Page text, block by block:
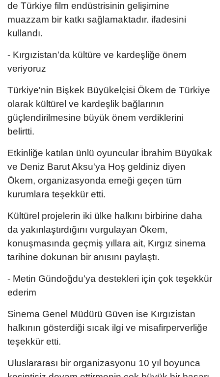
de Türkiye film endüstrisinin gelişimine
muazzam bir katkı sağlamaktadır. ifadesini
kullandı.
- Kırgızistan'da kültüre ve kardeşliğe önem
veriyoruz
Türkiye'nin Bişkek Büyükelçisi Ökem de Türkiye
olarak kültürel ve kardeşlik bağlarının
güçlendirilmesine büyük önem verdiklerini
belirtti.
Etkinliğe katılan ünlü oyuncular İbrahim Büyükak
ve Deniz Barut Aksu'ya Hoş geldiniz diyen
Ökem, organizasyonda emeği geçen tüm
kurumlara teşekkür etti.
Kültürel projelerin iki ülke halkını birbirine daha
da yakınlaştırdığını vurgulayan Ökem,
konuşmasında geçmiş yıllara ait, Kırgız sinema
tarihine dokunan bir anısını paylaştı.
- Metin Gündoğdu'ya destekleri için çok teşekkür
ederim
Sinema Genel Müdürü Güven ise Kırgızistan
halkının gösterdiği sıcak ilgi ve misafirperverliğe
teşekkür etti.
Uluslararası bir organizasyonu 10 yıl boyunca